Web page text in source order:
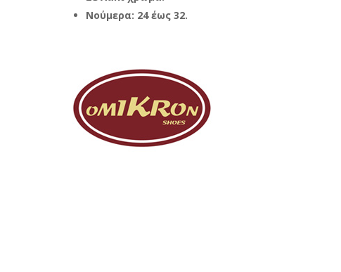
Νούμερα: 24 έως 32.